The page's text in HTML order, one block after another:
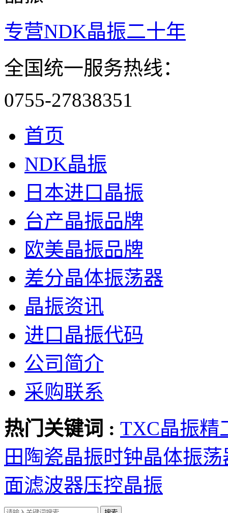
专营NDK晶振二十年
全国统一服务热线：
0755-27838351
首页
NDK晶振
日本进口晶振
台产晶振品牌
欧美晶振品牌
差分晶体振荡器
晶振资讯
进口晶振代码
公司简介
采购联系
热门关键词 : TXC晶振精
田陶瓷晶振时钟晶体振荡
面滤波器压控晶振